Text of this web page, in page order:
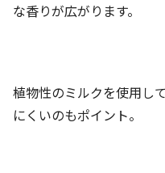
な香りが広がります。
植物性のミルクを使用し
にくいのもポイント。